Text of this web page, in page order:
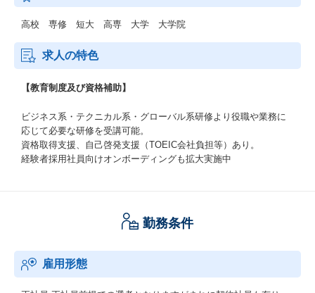
高校 専修 短大 高専 大学 大学院
求人の特色
【教育制度及び資格補助】
ビジネス系・テクニカル系・グローバル系研修より役職や業務に
応じて必要な研修を受講可能。
資格取得支援、自己啓発支援（TOEIC会社負担等）あり。
経験者採用社員向けオンボーディングも拡大実施中
勤務条件
雇用形態